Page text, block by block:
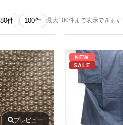
80件 100件 最大100件まで表示できます
プレビュー
NEW
SALE